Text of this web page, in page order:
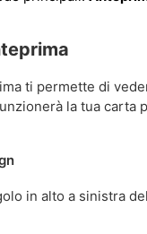
ti permette di
la tua carta
in alto a sinistra